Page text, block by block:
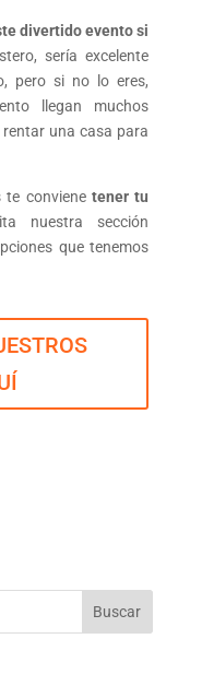
divertido evento si
sería excelente
pero si no lo eres,
llegan muchos
una casa para
te convienetener tu
nuestra sección
que tenemos
Buscar